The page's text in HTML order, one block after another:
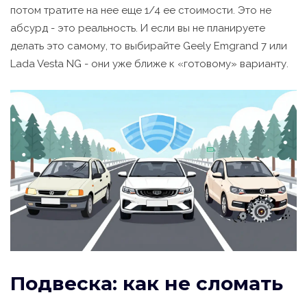
потом тратите на нее еще 1/4 ее стоимости. Это не
абсурд - это реальность. И если вы не планируете
делать это самому, то выбирайте Geely Emgrand 7 или
Lada Vesta NG - они уже ближе к «готовому» варианту.
Подвеска: как не сломать